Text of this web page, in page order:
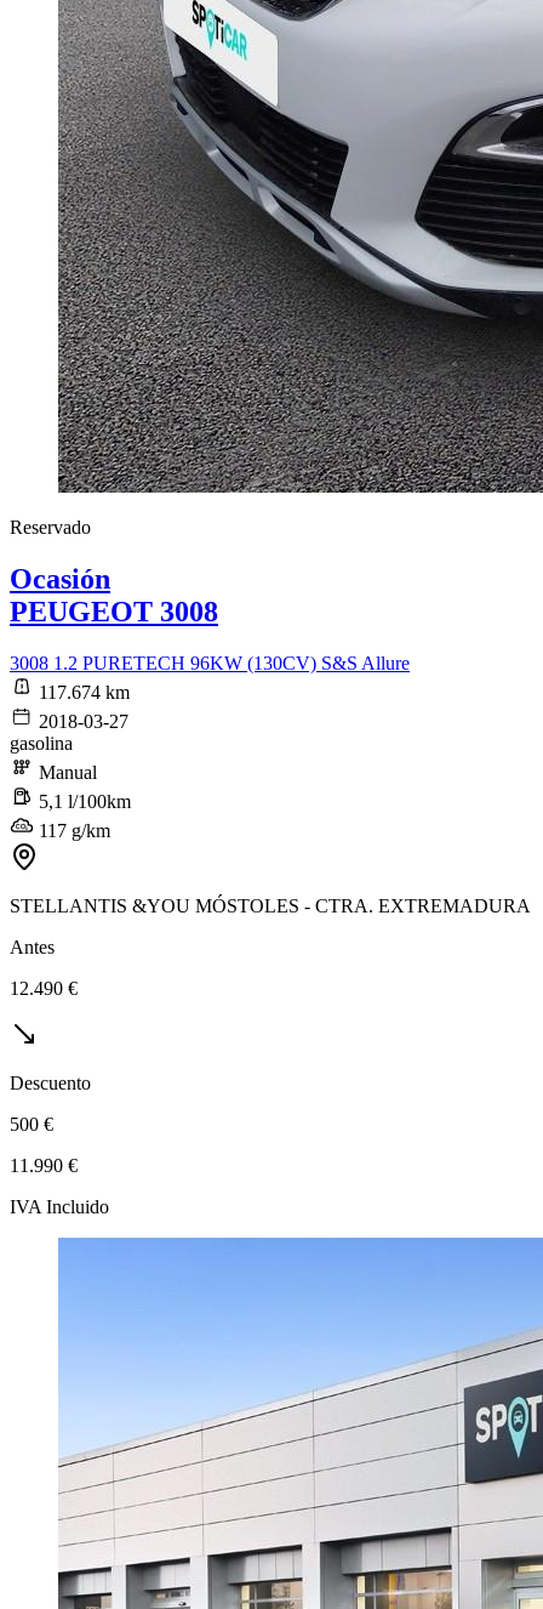
Reservado
Ocasión
PEUGEOT 3008
3008 1.2 PURETECH 96KW (130CV) S&S Allure
117.674 km
2018-03-27
gasolina
Manual
5,1 l/100km
117 g/km
STELLANTIS &YOU MÓSTOLES - CTRA. EXTREMADURA
Antes
12.490 €
Descuento
500 €
11.990 €
IVA Incluido